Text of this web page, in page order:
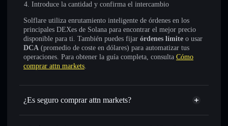
Introduce la cantidad y confirma el intercambio
Solflare utiliza enrutamiento inteligente de órdenes en los
principales DEXes de Solana para encontrar el mejor precio
disponible para ti. También puedes fijar órdenes límite o usar
DCA (promedio de coste en dólares) para automatizar tus
operaciones. Para obtener la guía completa, consulta Cómo
comprar attn markets.
¿Es seguro comprar attn markets?
attn markets token verificado